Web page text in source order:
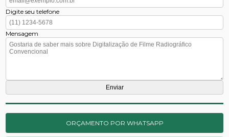
Digite seu telefone
Mensagem
ORÇAMENTO POR WHATSAPP